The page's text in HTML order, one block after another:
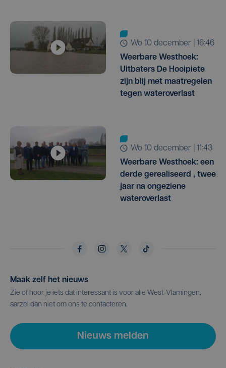
wo 10 december | 16:46
Weerbare Westhoek:
Uitbaters De Hooipiete
zijn blij met maatregelen
tegen wateroverlast
wo 10 december | 11:43
Weerbare Westhoek: een
derde gerealiseerd , twee
jaar na ongeziene
wateroverlast
Maak zelf het nieuws
Zie of hoor je iets dat interessant is voor alle West-Vlamingen,
aarzel dan niet om ons te contacteren.
Nieuws melden